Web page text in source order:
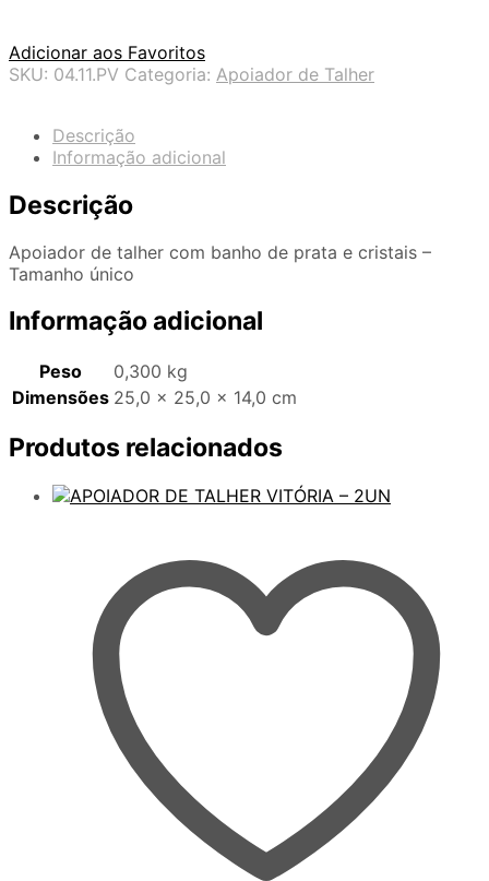
Adicionar aos Favoritos
SKU: 04.11.PV Categoria: Apoiador de Talher
Descrição
Informação adicional
Descrição
Apoiador de talher com banho de prata e cristais –
Tamanho único
Informação adicional
Peso
0,300 kg
Dimensões 25,0 × 25,0 × 14,0 cm
Produtos relacionados